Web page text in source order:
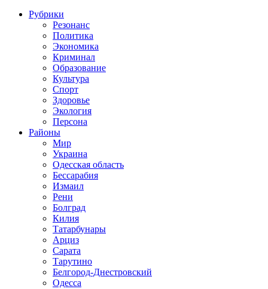
Рубрики
Резонанс
Политика
Экономика
Криминал
Образование
Культура
Спорт
Здоровье
Экология
Персона
Районы
Мир
Украина
Одесская область
Бессарабия
Измаил
Рени
Болград
Килия
Татарбунары
Арциз
Сарата
Тарутино
Белгород-Днестровский
Одесса